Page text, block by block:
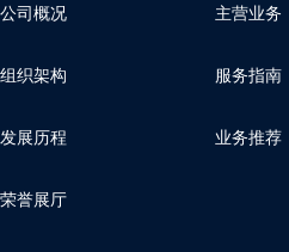
公司概况 主营业务
组织架构 服务指南
发展历程 业务推荐
荣誉展厅